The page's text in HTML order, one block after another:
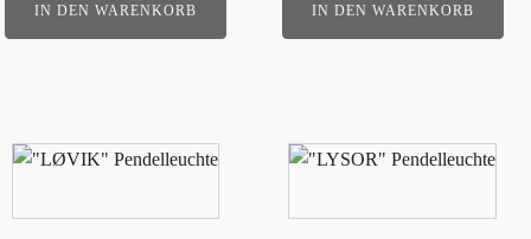
IN DEN WARENKORB IN DEN WARENKORB